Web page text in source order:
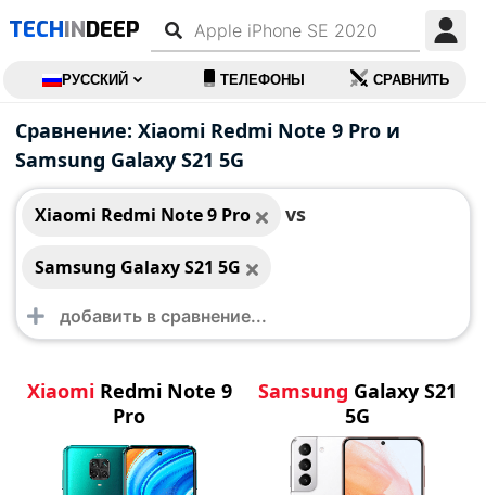
TECHINDEEP
РУССКИЙ ТЕЛЕФОНЫ СРАВНИТЬ
Сравнение: Xiaomi Redmi Note 9 Pro и
Samsung Galaxy S21 5G
Xiaomi Redmi Note 9 Pro vs
Samsung Galaxy S21 5G
Xiaomi Redmi Note 9
Pro
Xiaomi Redmi Note 9
Pro
Samsung Galaxy S21
5G
Samsung Galaxy S21
5G